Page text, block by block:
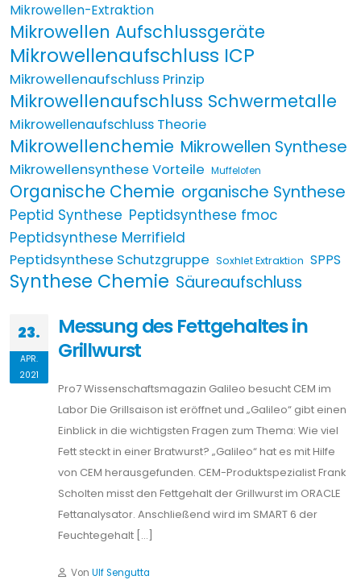
Mikrowellen-Extraktion
Mikrowellen Aufschlussgeräte
Mikrowellenaufschluss ICP
Mikrowellenaufschluss Prinzip
Mikrowellenaufschluss Schwermetalle
Mikrowellenaufschluss Theorie
Mikrowellenchemie Mikrowellen Synthese
Mikrowellensynthese Vorteile Muffelofen
Organische Chemie organische Synthese
Peptid Synthese Peptidsynthese fmoc
Peptidsynthese Merrifield
Peptidsynthese Schutzgruppe Soxhlet Extraktion SPPS
Synthese Chemie Säureaufschluss
23.
APR.
2021
Messung des Fettgehaltes in
Grillwurst
Pro7 Wissenschaftsmagazin Galileo besucht CEM im
Labor Die Grillsaison ist eröffnet und „Galileo“ gibt einen
Einblick in die wichtigsten Fragen zum Thema: Wie viel
Fett steckt in einer Bratwurst? „Galileo“ hat es mit Hilfe
von CEM herausgefunden. CEM-Produktspezialist Frank
Scholten misst den Fettgehalt der Grillwurst im ORACLE
Fettanalysator. Anschließend wird im SMART 6 der
Feuchtegehalt […]
Von Ulf Sengutta